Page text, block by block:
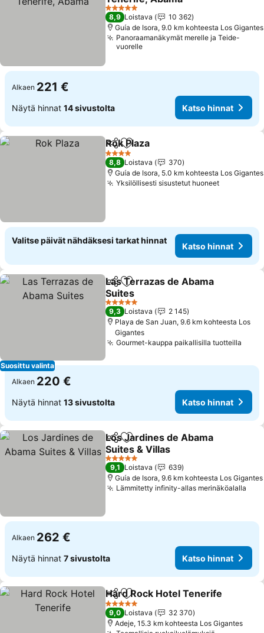
5 Tähtiluokitus
8,9 Loistava
10 362
Guía de Isora, 9.0 km kohteesta Los Gigantes
Panoraamanäkymät merelle ja Teide-
vuorelle
Alkaen 221 €
Näytä hinnat 14 sivustolta Katso hinnat
Jaa Lisää suosikkeihin
Rok Plaza
4 Tähtiluokitus
8,8 Loistava
370
Guía de Isora, 5.0 km kohteesta Los Gigantes
Yksilöllisesti sisustetut huoneet
Valitse päivät nähdäksesi tarkat hinnat
Katso hinnat
Suosittu valinta
Jaa Lisää suosikkeihin
Las Terrazas de Abama
Suites
5 Tähtiluokitus
9,3 Loistava
2 145
Playa de San Juan, 9.6 km kohteesta Los
Gigantes
Gourmet-kauppa paikallisilla tuotteilla
Alkaen 220 €
Näytä hinnat 13 sivustolta Katso hinnat
Jaa Lisää suosikkeihin
Los Jardines de Abama
Suites & Villas
5 Tähtiluokitus
9,1 Loistava
639
Guía de Isora, 9.6 km kohteesta Los Gigantes
Lämmitetty infinity-allas merinäköalalla
Alkaen 262 €
Näytä hinnat 7 sivustolta Katso hinnat
Jaa Lisää suosikkeihin
Hard Rock Hotel Tenerife
5 Tähtiluokitus
9,0 Loistava
32 370
Adeje, 15.3 km kohteesta Los Gigantes